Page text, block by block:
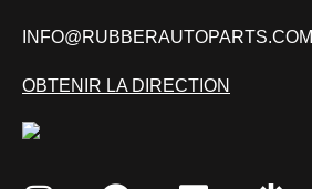
INFO@RUBBERAUTOPARTS.COM
OBTENIR LA DIRECTION